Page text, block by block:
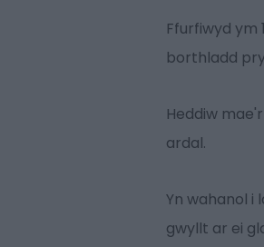
Ffurfiwyd ym
borthladd
Heddiw
ardal.
Yn wahanol i
gwyllt ar ei